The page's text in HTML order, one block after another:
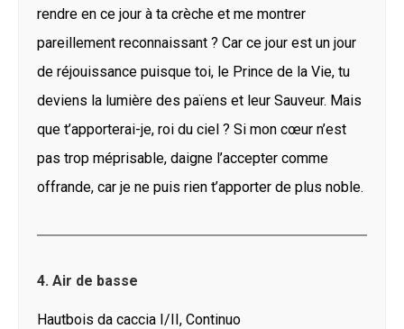
rendre en ce jour à ta crèche et me montrer
pareillement reconnaissant ? Car ce jour est un jour
de réjouissance puisque toi, le Prince de la Vie, tu
deviens la lumière des païens et leur Sauveur. Mais
que t’apporterai-je, roi du ciel ? Si mon cœur n’est
pas trop méprisable, daigne l’accepter comme
offrande, car je ne puis rien t’apporter de plus noble.
4. Air de basse
Hautbois da caccia I/II, Continuo